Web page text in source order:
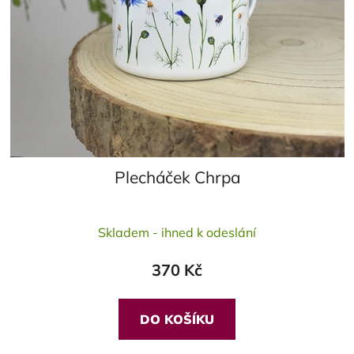
Plecháček Chrpa
hodnocení
je
5,0
z
5
Skladem - ihned k odeslání
370 Kč
DO KOŠÍKU